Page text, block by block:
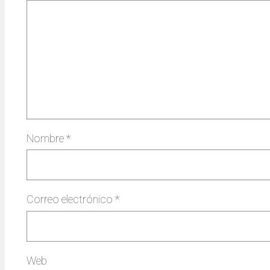
Nombre*
Correo electrónico *
Web